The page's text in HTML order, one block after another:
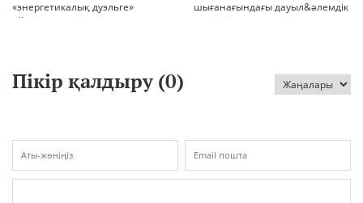
«энергетикалық дуэльге»
айналып кетті
шығанағындағы дауыл&әлемдік
тәртіптің сын сағаты соғып тұр
Пікір қалдыру (0)